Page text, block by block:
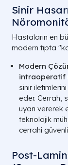
Sinir
Hastaların en
modern tıpta
Modern
intraoperatif
sinir
eder. Cerrah,
uyarı vererek
teknolojik
cerrahi
Post-